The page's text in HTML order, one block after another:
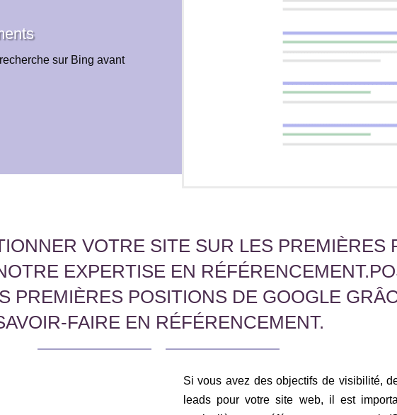
sur Bing avant
VOTRE SITE SUR LES PREMIÈRES
EXPERTISE EN
PREMIÈRES POSITIONS DE GOOGLE
FAIRE EN RÉFÉRENCEMENT.
Si vous avez des objectifs de visibilité,
leads pour votre site web, il est